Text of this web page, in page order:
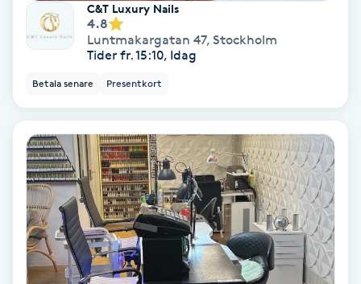
Powder brows
PRP (Platelet Rich Plasma)
PRX-T33
Psoriasis
C&T Luxury Nails
4.8
Luntmakargatan 47, Stockholm
Tider fr. 15:10, Idag
Betala senare Presentkort